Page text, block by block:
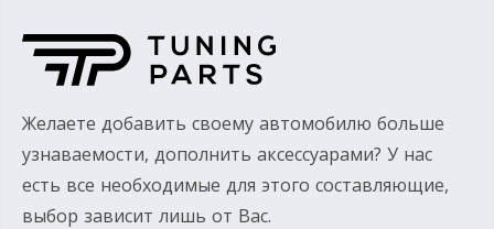
Желаете добавить своему автомобилю больше
узнаваемости, дополнить аксессуарами? У нас
есть все необходимые для этого составляющие,
выбор зависит лишь от Вас.